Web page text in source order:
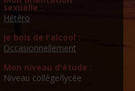
sexuelle :
Hétéro
Je bois de l'alcool :
Occasionnellement
Mon niveau d'étude :
Niveau collège/lycée